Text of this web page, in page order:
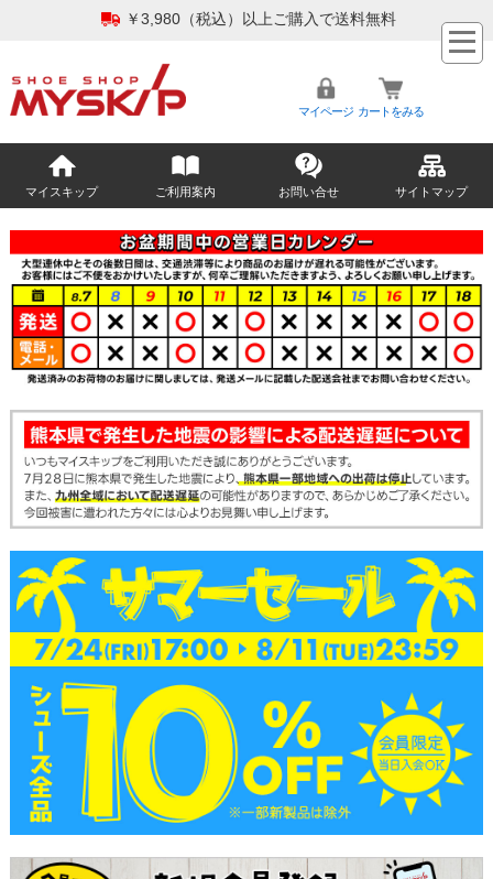
￥3,980（税込）以上ご購入で送料無料
マイページ カートをみる
マイスキップ ご利用案内 お問い合せ サイトマップ